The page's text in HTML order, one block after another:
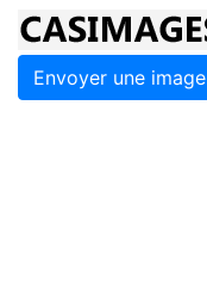
Envoyer une image